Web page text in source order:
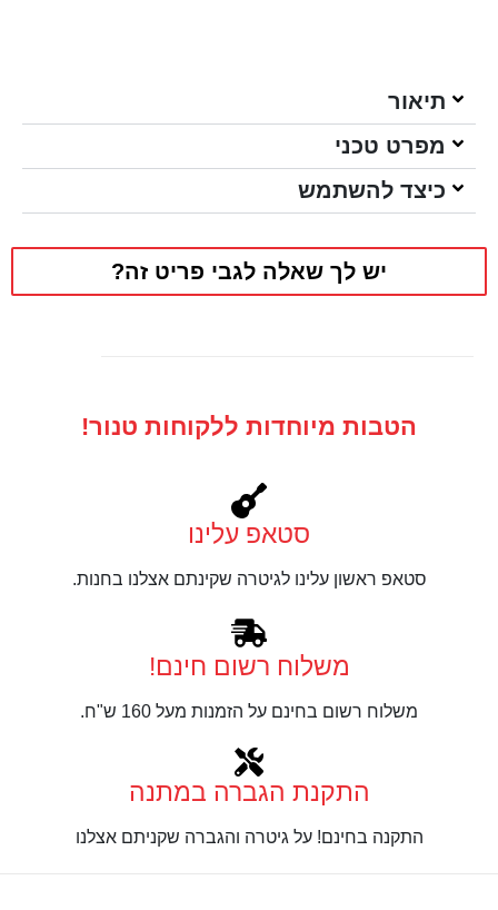
תיאור
מפרט טכני
כיצד להשתמש
יש לך שאלה לגבי פריט זה?
הטבות מיוחדות ללקוחות טנור!
סטאפ עלינו
סטאפ ראשון עלינו לגיטרה שקינתם אצלנו בחנות.
משלוח רשום חינם!
משלוח רשום בחינם על הזמנות מעל 160 ש"ח.
התקנת הגברה במתנה
התקנה בחינם! על גיטרה והגברה שקניתם אצלנו